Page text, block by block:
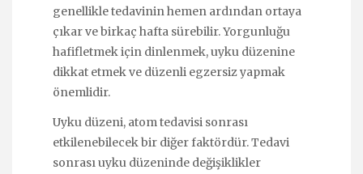
genellikle tedavinin hemen ardından ortaya
çıkar ve birkaç hafta sürebilir. Yorgunluğu
hafifletmek için dinlenmek, uyku düzenine
dikkat etmek ve düzenli egzersiz yapmak
önemlidir.
Uyku düzeni, atom tedavisi sonrası
etkilenebilecek bir diğer faktördür. Tedavi
sonrası uyku düzeninde değişiklikler